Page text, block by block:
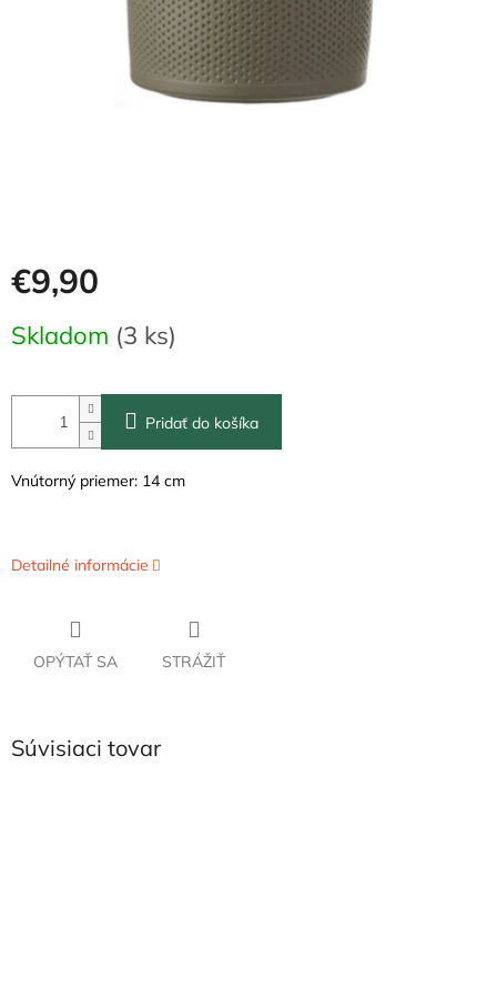
€9,90
cena:
Skladom (3 ks)
Pridať do košíka
Vnútorný priemer: 14 cm
Detailné informácie
OPÝTAŤ SA STRÁŽIŤ
Súvisiaci tovar